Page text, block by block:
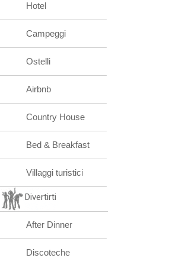
Hotel
Campeggi
Ostelli
Airbnb
Country House
Bed & Breakfast
Villaggi turistici
Divertirti
After Dinner
Discoteche